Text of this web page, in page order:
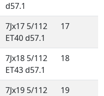
d57.1
7Jx17 5/112
ET40 d57.1
17
7Jx18 5/112
ET43 d57.1
18
7Jx19 5/112
19